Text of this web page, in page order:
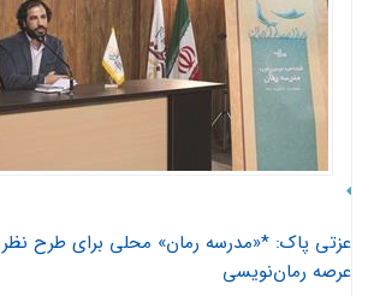
عزتی پاک: *«مدرسه‌ رمان» محلی برای طرح
عرصه‌ رمان‌نویسی